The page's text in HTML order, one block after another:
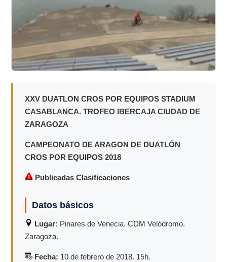
XXV DUATLON CROS POR EQUIPOS STADIUM
CASABLANCA. TROFEO IBERCAJA CIUDAD DE
ZARAGOZA
CAMPEONATO DE ARAGON DE DUATLÓN
CROS POR EQUIPOS 2018
Publicadas Clasificaciones
Datos básicos
Lugar: Pinares de Venecia. CDM Velódromo.
Zaragoza.
Fecha: 10 de febrero de 2018. 15h.